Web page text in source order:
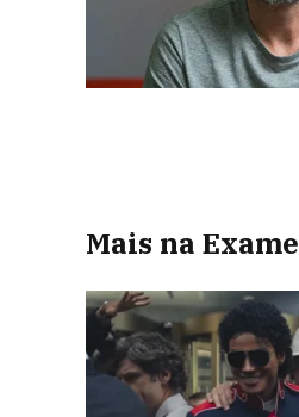
Mais na Exame